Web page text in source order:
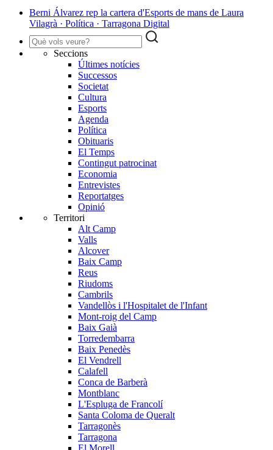
Berni Álvarez rep la cartera d'Esports de mans de Laura
Vilagrà · Política · Tarragona Digital
Seccions
Últimes notícies
Successos
Societat
Cultura
Esports
Agenda
Política
Obituaris
El Temps
Contingut patrocinat
Economia
Entrevistes
Reportatges
Opinió
Territori
Alt Camp
Valls
Alcover
Baix Camp
Reus
Riudoms
Cambrils
Vandellòs i l'Hospitalet de l'Infant
Mont-roig del Camp
Baix Gaià
Torredembarra
Baix Penedès
El Vendrell
Calafell
Conca de Barberà
Montblanc
L'Espluga de Francolí
Santa Coloma de Queralt
Tarragonès
Tarragona